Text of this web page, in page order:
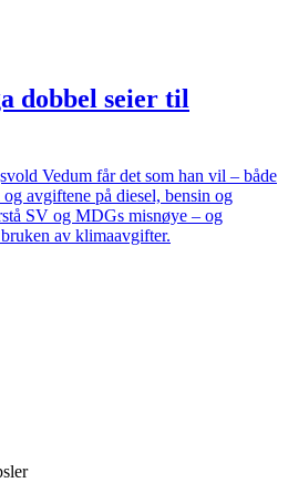
dobbel seier til
Vedum får det som han vil – både
avgiftene på diesel, bensin og
SV og MDGs misnøye – og
av klimaavgifter.